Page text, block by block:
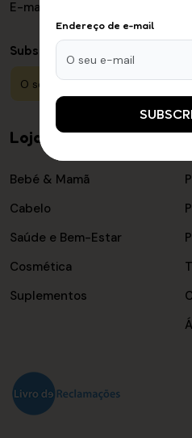
E-mail
Subscreva a nossa newsletter:
Loja online
Bebé & Mamã
Cabelo
Saúde e Bem-Estar
Cosmética
Suplementos
Endereço de e-mail